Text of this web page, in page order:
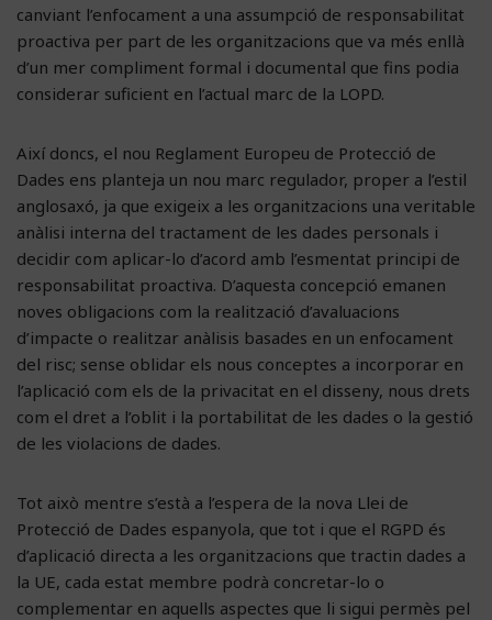
canviant l’enfocament a una assumpció de responsabilitat
proactiva per part de les organitzacions que va més enllà
d’un mer compliment formal i documental que fins podia
considerar suficient en l’actual marc de la LOPD.
Així doncs, el nou Reglament Europeu de Protecció de
Dades ens planteja un nou marc regulador, proper a l’estil
anglosaxó, ja que exigeix a les organitzacions una veritable
anàlisi interna del tractament de les dades personals i
decidir com aplicar-lo d’acord amb l’esmentat principi de
responsabilitat proactiva. D’aquesta concepció emanen
noves obligacions com la realització d’avaluacions
d’impacte o realitzar anàlisis basades en un enfocament
del risc; sense oblidar els nous conceptes a incorporar en
l’aplicació com els de la privacitat en el disseny, nous drets
com el dret a l’oblit i la portabilitat de les dades o la gestió
de les violacions de dades.
Tot això mentre s’està a l’espera de la nova Llei de
Protecció de Dades espanyola, que tot i que el RGPD és
d’aplicació directa a les organitzacions que tractin dades a
la UE, cada estat membre podrà concretar-lo o
complementar en aquells aspectes que li sigui permès pel